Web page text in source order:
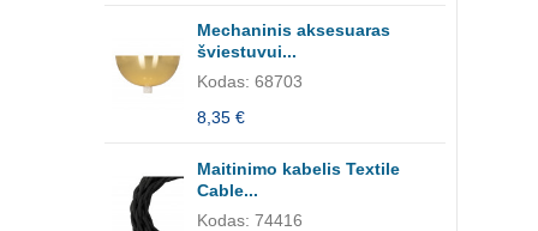
Mechaninis aksesuaras
šviestuvui...
Kodas: 68703
8,35 €
Maitinimo kabelis Textile
Cable...
Kodas: 74416